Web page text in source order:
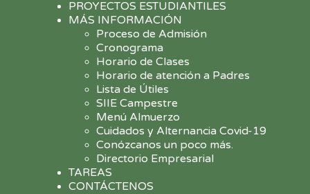
PROYECTOS ESTUDIANTILES
MÁS INFORMACIÓN
Proceso de Admisión
Cronograma
Horario de Clases
Horario de atención a Padres
Lista de Útiles
SIIE Campestre
Menú Almuerzo
Cuidados y Alternancia Covid-19
Conózcanos un poco más.
Directorio Empresarial
TAREAS
CONTÁCTENOS